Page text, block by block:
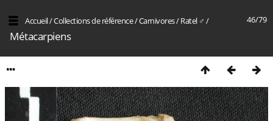
46/79
Accueil/Collections de référence/Carnivores/Ratel ♂ /
Métacarpiens